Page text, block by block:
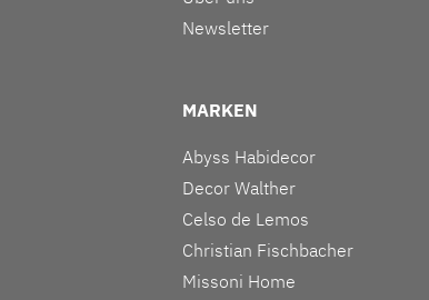
Newsletter
MARKEN
Abyss Habidecor
Decor Walther
Celso de Lemos
Christian Fischbacher
Missoni Home